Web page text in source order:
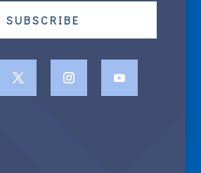
SUBSCRIBE